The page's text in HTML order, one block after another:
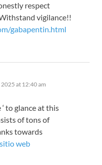
respect
vigilance!!
gabapentin.html
at 12:40 am
to glance at this
of tons of
towards
sitio web